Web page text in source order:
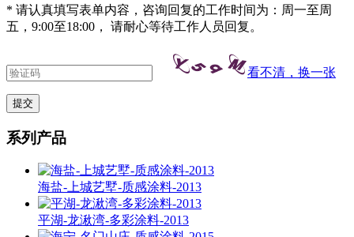
* 请认真填写表单内容，咨询回复的工作时间为：周一至周
五，9:00至18:00， 请耐心等待工作人员回复。
看不清，换一张
系列产品
海盐-上城艺墅-质感涂料-2013
平湖-龙湫湾-多彩涂料-2013